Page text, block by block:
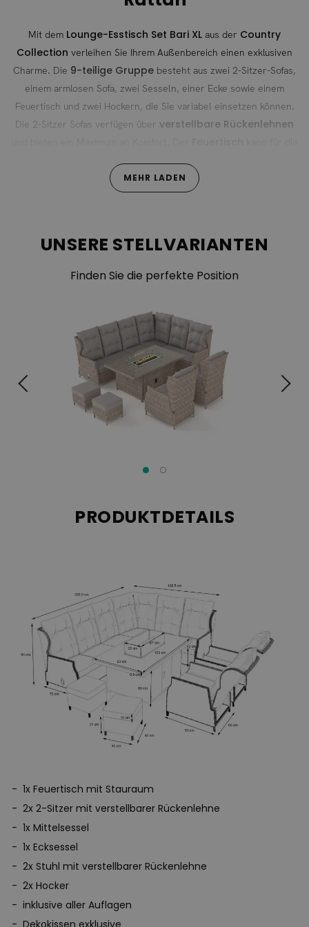
Mit dem Lounge-Esstisch Set Bari XL aus der Country
Collection verleihen Sie Ihrem Außenbereich einen exklusiven
Charme. Die 9-teilige Gruppe besteht aus zwei 2-Sitzer-Sofas,
einem armlosen Sofa, zwei Sesseln, einer Ecke sowie einem
Feuertisch und zwei Hockern, die Sie variabel einsetzen können.
Die 2-Sitzer Sofas verfügen über verstellbare Rückenlehnen
werden sowie als Wärmequelle. Der Feuertisch arbeitet mit einer
Leistung von 14,7 kW und wird per Gasflaschen versorgt.
Unterhalb der Tischplatte befindet sich ein praktischer Stauraum
Der Rahmen der Gruppe ist aus robustemAluminium
und wird von einem hellen, melierten Geflecht aus
überdeckt. Passend hierzu auch die hellen
Sitzkissen und
Rückenpolster, die ein komfortables Sitzgefühl garantieren. Die
Neigung der Rückenlehne können Sie sich individuell in vier
verschiedene Positionen einstellen – einLuxus
Mit diesem eleganten Lounge-Esstisch Set wird der Sommer
Der Bezug der Sitzgruppe besteht aus 100% Polyacryl,
MEHR LADEN
UNSERE STELLVARIANTEN
Finden Sie die perfekte Position
PRODUKTDETAILS
1x Feuertisch mit Stauraum
2x 2-Sitzer mit verstellbarer Rückenlehne
1x Mittelsessel
1x Ecksessel
2x Stuhl mit verstellbarer Rückenlehne
2x Hocker
inklusive aller Auflagen
Dekokissen exklusive